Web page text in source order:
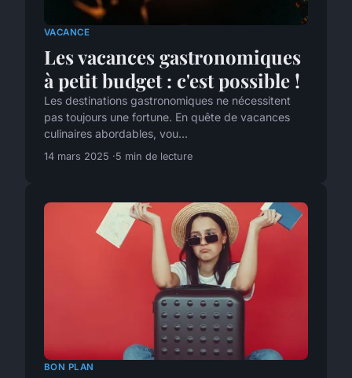
VACANCE
Les vacances gastronomiques
à petit budget : c'est possible !
Les destinations gastronomiques ne nécessitent
pas toujours une fortune. En quête de vacances
culinaires abordables, vou...
14 mars 2025 5 min de lecture
BON PLAN